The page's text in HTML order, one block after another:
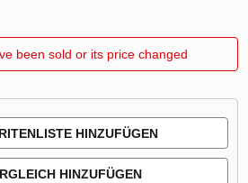
been sold or its price changed
HINZUFÜGEN
HINZUFÜGEN